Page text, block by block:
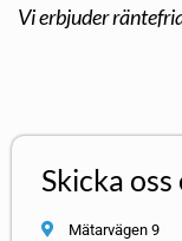
Vi erbjuder
Skicka
Mätarvägen 9